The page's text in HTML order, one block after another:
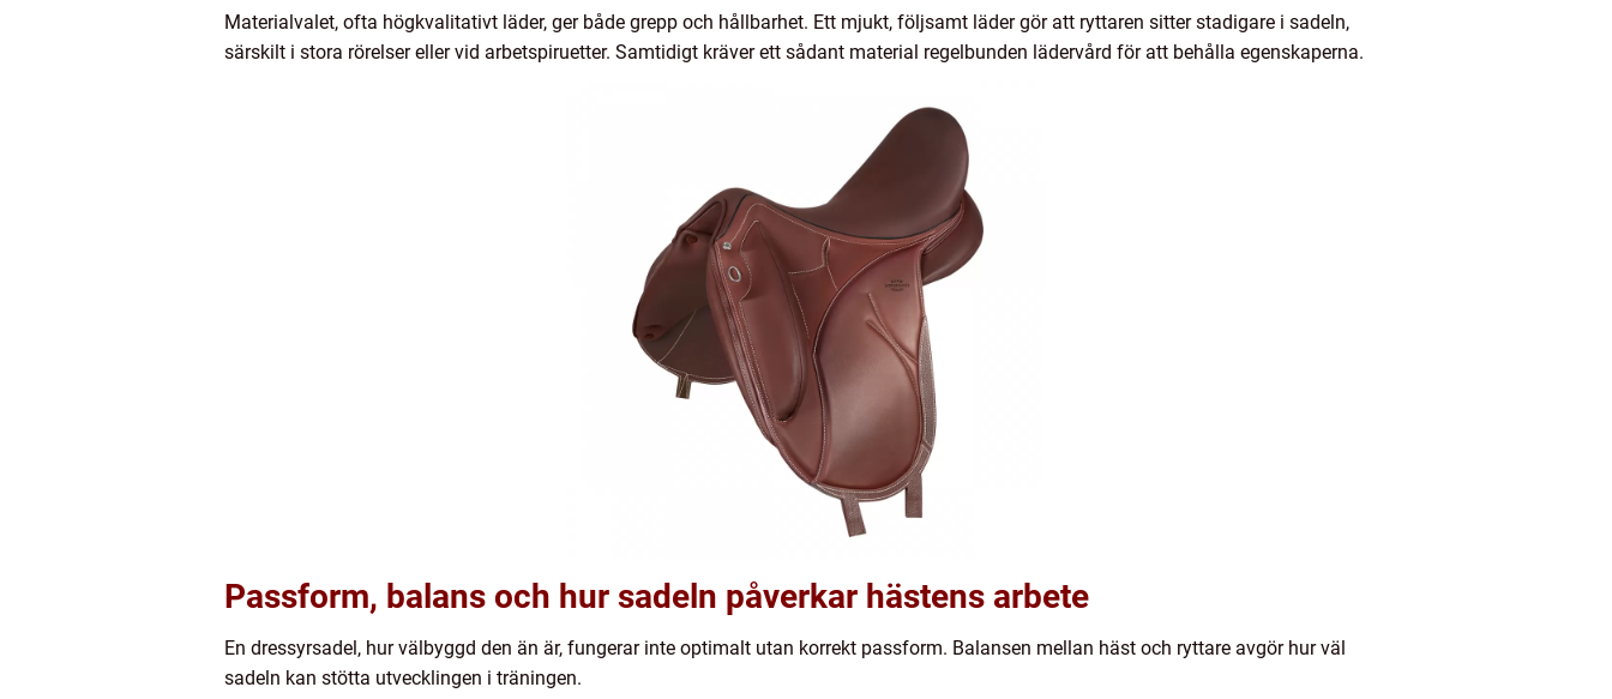
Materialvalet, ofta högkvalitativt läder, ger både grepp och hållbarhet. Ett mjukt, följsamt läder gör att ryttaren sitter stadigare i sadeln,
särskilt i stora rörelser eller vid arbetspiruetter. Samtidigt kräver ett sådant material regelbunden lädervård för att behålla egenskaperna.
Passform, balans och hur sadeln påverkar hästens arbete
En dressyrsadel, hur välbyggd den än är, fungerar inte optimalt utan korrekt passform. Balansen mellan häst och ryttare avgör hur väl
sadeln kan stötta utvecklingen i träningen.